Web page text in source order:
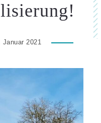
Januar 2021